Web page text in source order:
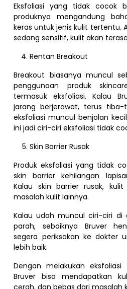
Eksfoliasi yang tidak cocok
produknya mengandung
keras untuk jenis kulit tertentu.
sedang sensitif, kulit akan
Rentan Breakout
Breakout biasanya muncul
penggunaan produk
termasuk eksfoliasi. Kalau
jarang berjerawat, terus tiba-
eksfoliasi muncul benjolan
ini jadi ciri-ciri eksfoliasi tidak
Skin Barrier Rusak
Produk eksfoliasi yang tidak
skin barrier kehilangan
Kalau skin barrier rusak,
masalah kulit lainnya.
Kalau udah muncul ciri-ciri di
parah, sebaiknya Bruver
segera periksakan ke dokter
lebih baik.
Dengan melakukan
Bruver bisa mendapatkan
cerah, dan bebas dari masalah